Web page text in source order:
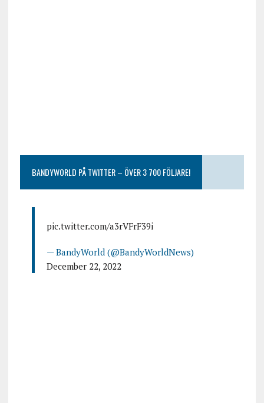
BANDYWORLD PÅ TWITTER – ÖVER 3 700 FÖLJARE!
pic.twitter.com/a3rVFrF39i
— BandyWorld (@BandyWorldNews)
December 22, 2022